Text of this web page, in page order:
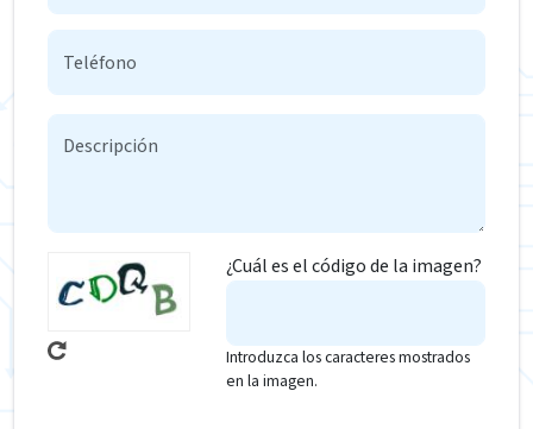
¿Cuál es el código de la imagen?
Introduzca los caracteres mostrados
en la imagen.